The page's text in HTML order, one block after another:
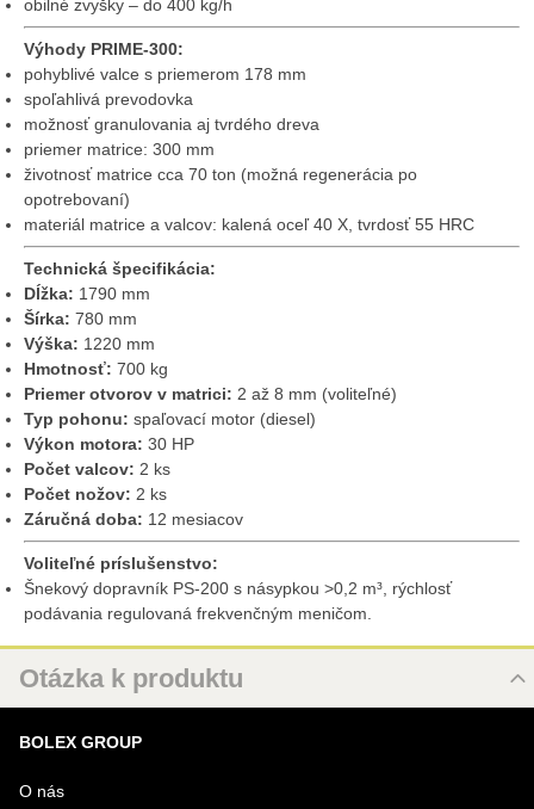
obilné zvyšky – do 400 kg/h
Výhody PRIME-300:
pohyblivé valce s priemerom 178 mm
spoľahlivá prevodovka
možnosť granulovania aj tvrdého dreva
priemer matrice: 300 mm
životnosť matrice cca 70 ton (možná regenerácia po
opotrebovaní)
materiál matrice a valcov: kalená oceľ 40 X, tvrdosť 55 HRC
Technická špecifikácia:
Dĺžka: 1790 mm
Šírka: 780 mm
Výška: 1220 mm
Hmotnosť: 700 kg
Priemer otvorov v matrici: 2 až 8 mm (voliteľné)
Typ pohonu: spaľovací motor (diesel)
Výkon motora: 30 HP
Počet valcov: 2 ks
Počet nožov: 2 ks
Záručná doba: 12 mesiacov
Voliteľné príslušenstvo:
Šnekový dopravník PS-200 s násypkou >0,2 m³, rýchlosť
podávania regulovaná frekvenčným meničom.
Otázka k produktu
MENO
BOLEX GROUP
O nás